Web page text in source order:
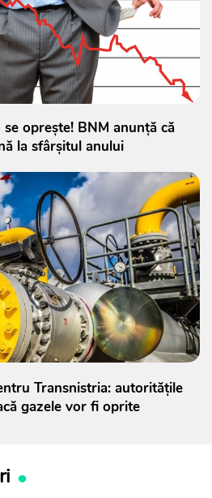
oprește! BNM anunță că
la sfârșitul anului
Transnistria: autoritățile
gazele vor fi oprite